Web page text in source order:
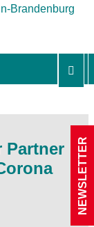
Partner
NEWSLETTER